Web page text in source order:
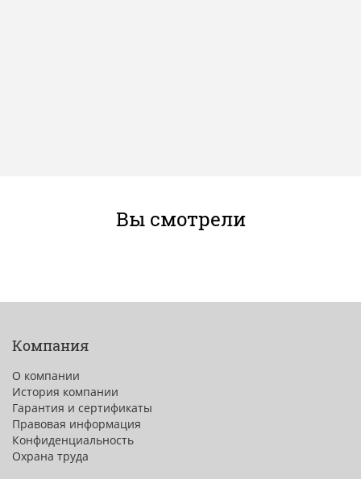
Вы смотрели
Компания
О компании
История компании
Гарантия и сертификаты
Правовая информация
Конфиденциальность
Охрана труда